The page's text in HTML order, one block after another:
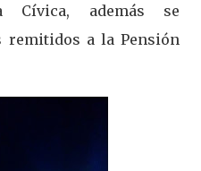
Cívica, además se
remitidos a la Pensión